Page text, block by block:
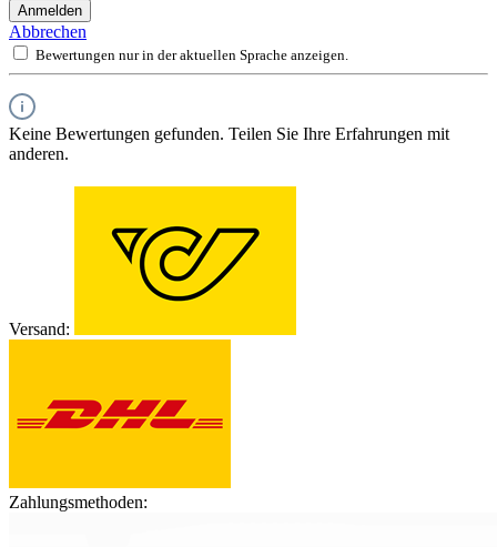
Anmelden
Abbrechen
Bewertungen nur in der aktuellen Sprache anzeigen.
Keine Bewertungen gefunden. Teilen Sie Ihre Erfahrungen mit
anderen.
Versand:
Zahlungsmethoden: